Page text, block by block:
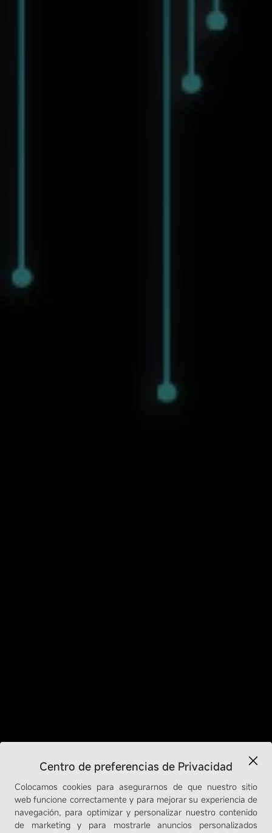
Centro de preferencias de Privacidad
Colocamos cookies para asegurarnos de que nuestro sitio
web funcione correctamente y para mejorar su experiencia de
navegación, para optimizar y personalizar nuestro contenido
de marketing y para mostrarle anuncios personalizados